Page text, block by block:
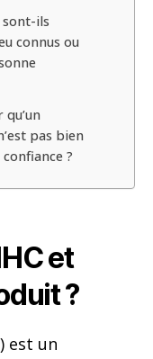
ils
connus ou
pas bien
?
et
?
est un